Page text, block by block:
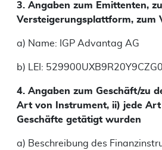
3. Angaben zum Emittenten,
Versteigerungsplattform, zum
a) Name: IGP Advantag AG
b) LEI:
4. Angaben zum Geschäft/zu
Art von Instrument, ii) jede Art
Geschäfte getätigt wurden
a) Beschreibung des